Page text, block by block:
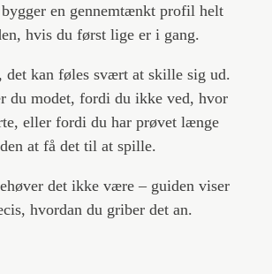
en gennemtænkt profil helt
hvis du først lige er i gang.
det kan føles svært at skille sig ud.
du modet, fordi du ikke ved, hvor
eller fordi du har prøvet længe
at få det til at spille.
det ikke være – guiden viser
hvordan du griber det an.